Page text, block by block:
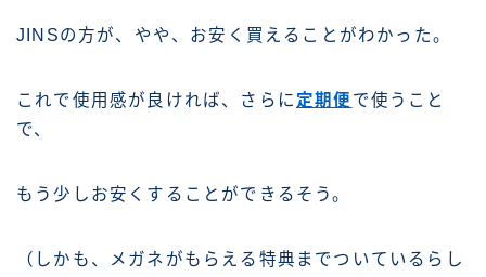
JINSの方が、やや、お安く買えることがわかった。
これで使用感が良ければ、さらに 定期便 で使うこと
で、
もう少しお安くすることができるそう。
（しかも、メガネがもらえる特典までついているらし